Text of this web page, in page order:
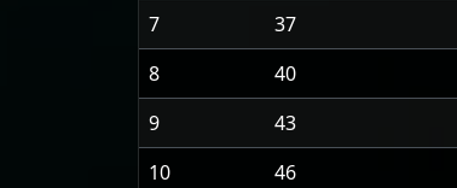
7
37
8
40
9
43
10
46